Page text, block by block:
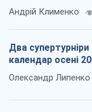
Андрій Клименко
Два
календар осені
Олександр Липенко